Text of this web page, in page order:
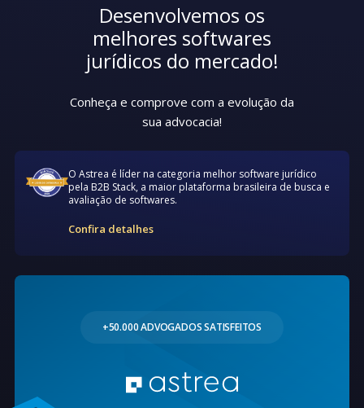
Desenvolvemos os
melhores softwares
jurídicos do mercado!
Conheça e comprove com a evolução da
sua advocacia!
O Astrea é líder na categoria melhor software jurídico
pela B2B Stack, a maior plataforma brasileira de busca e
avaliação de softwares.
Confira detalhes
+50.000 ADVOGADOS SATISFEITOS